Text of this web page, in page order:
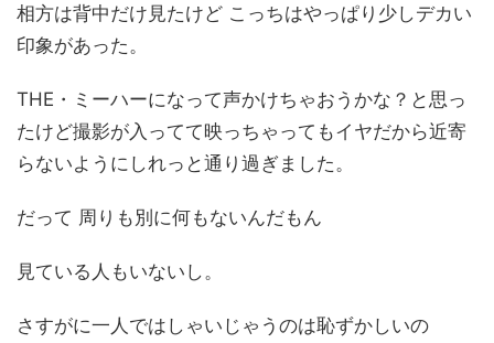
相方は背中だけ見たけど こっちはやっぱり少しデカい
印象があった。
THE・ミーハーになって声かけちゃおうかな？と思っ
たけど撮影が入ってて映っちゃってもイヤだから近寄
らないようにしれっと通り過ぎました。
だって 周りも別に何もないんだもん
見ている人もいないし。
さすがに一人ではしゃいじゃうのは恥ずかしいの